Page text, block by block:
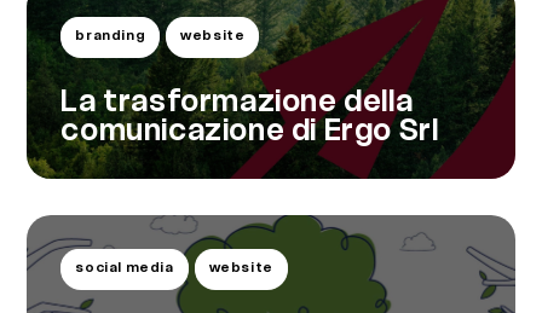
branding website
La trasformazione della
comunicazione di Ergo Srl
social media website